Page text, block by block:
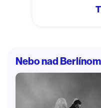
Nebo nad Berlínom